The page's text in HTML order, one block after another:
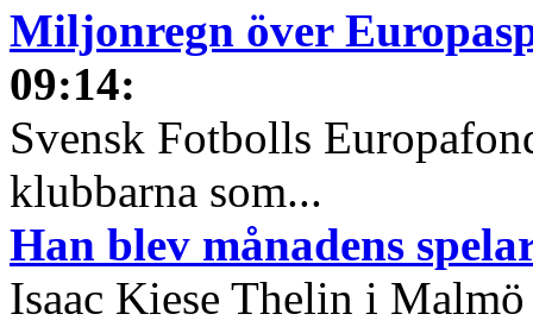
Miljonregn över
09:14:
Svensk Fotbolls
klubbarna som...
Han blev månadens
Isaac Kiese Thelin i